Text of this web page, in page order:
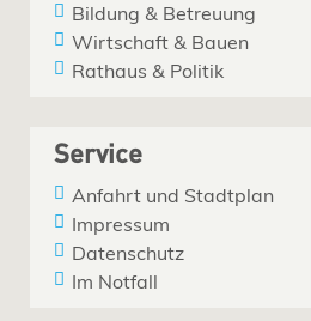
Bildung & Betreuung
Wirtschaft & Bauen
Rathaus & Politik
Service
Anfahrt und Stadtplan
Impressum
Datenschutz
Im Notfall